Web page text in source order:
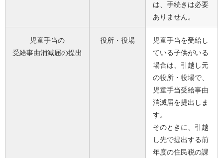
は、手続きは必要
ありません。
児童手当の
受給事由消滅届の提出
役所・役場
児童手当を受給し
ている子供がいる
場合は、引越し元
の役所・役場で、
児童手当受給事由
消滅届を提出しま
す。
そのときに、引越
し先で提出する前
年度の住民税の課